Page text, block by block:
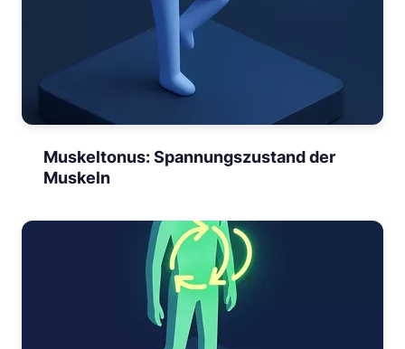
Muskeltonus: Spannungszustand der
Muskeln